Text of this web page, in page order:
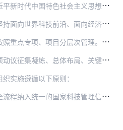
院的决策部署，保证国家重点研发计划的顺利实施，实现高效、科学、规范和公正管理，按照国家科技重大项…
大需求、面向人民生命健康，重点资助事关国计民生的重大社会公益性研究，事关产业核心竞争力、整体自主…
发计划组织实施的载体，聚焦国家重大战略任务，坚持目标导向，可从基础研究、技术创新到成果转化、应…
和总体验收等。主责单位负责重点专项组织实施，对专项实施绩效负总责，委托并指导专业机构做好项目管理…
实施遵循以下原则：
布、评审立项、资金使用、过程管理、综合绩效评价、成果转化应用等。落实国家科技报告、科学数据汇交和…